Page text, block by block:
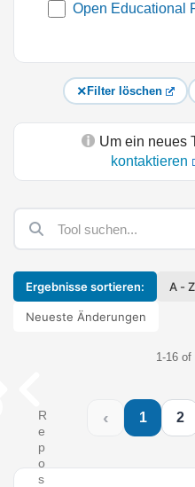
Open Educational
Filter löschen
Um ein neues
kontaktieren
Ergebnisse sortieren: A - Z
Neueste Änderungen
1-16 of
R
e
p
o
s
‹ 1 2